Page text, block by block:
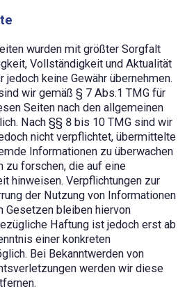
wurden mit größter Sorgfalt
Vollständigkeit und Aktualität
jedoch keine Gewähr übernehmen.
wir gemäß § 7 Abs.1 TMG für
Seiten nach den allgemeinen
Nach §§ 8 bis 10 TMG sind wir
nicht verpflichtet, übermittelte
Informationen zu überwachen
zu forschen, die auf eine
hinweisen. Verpflichtungen zur
der Nutzung von Informationen
Gesetzen bleiben hiervon
Haftung ist jedoch erst ab
einer konkreten
Bei Bekanntwerden von
werden wir diese